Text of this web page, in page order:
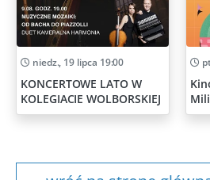
niedz., 19 lipca 19:00
KONCERTOWE LATO W
KOLEGIACIE WOLBORSKIEJ